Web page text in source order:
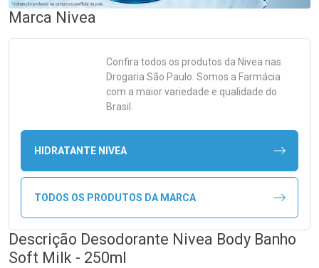
Marca Nivea
Confira todos os produtos da Nivea nas
Drogaria São Paulo. Somos a Farmácia
com a maior variedade e qualidade do
Brasil.
HIDRATANTE NIVEA
TODOS OS PRODUTOS DA MARCA
Descrição Desodorante Nivea Body Banho
Soft Milk - 250ml